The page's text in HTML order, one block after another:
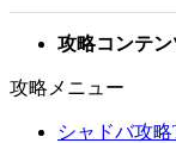
攻略コンテン
攻略メニュー
シャドバ攻